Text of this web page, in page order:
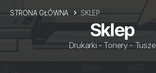
Sklep
Drukarki - Tonery - Tusze
STRONA GŁÓWNA SKLEP